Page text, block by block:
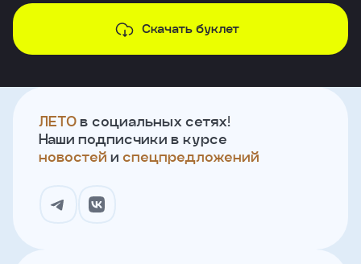
Скачать буклет
ЛЕТО в социальных сетях!
Наши подписчики в курсе
новостей и спецпредложений